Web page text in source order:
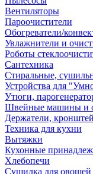
Вентиляторы
Пароочистители
Обогреватели/
Увлажнители и
Роботы
Сантехника
Стиральные,
Устройства для
Утюги,
Швейные машины и
Держатели,
Техника для кухни
Вытяжки
Кухонные
Хлебопечи
Сушилка для овощей